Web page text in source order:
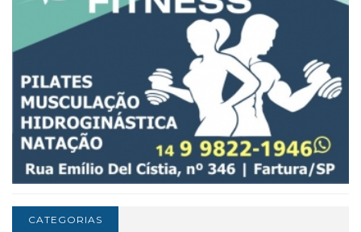
CATEGORIAS